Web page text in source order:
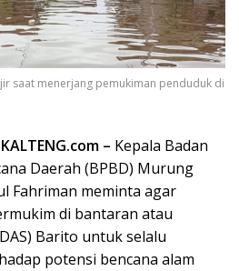
saat menerjang pemukiman penduduk di
– Kepala Badan
Daerah (BPBD) Murung
Fahriman meminta agar
di bantaran atau
Barito untuk selalu
potensi bencana alam